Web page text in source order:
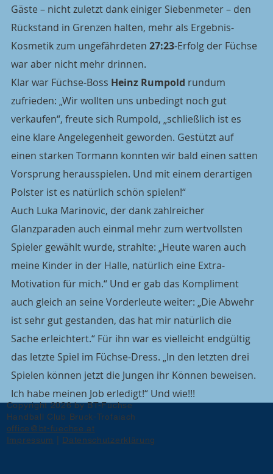
Gäste – nicht zuletzt dank einiger Siebenmeter – den
Rückstand in Grenzen halten, mehr als Ergebnis-
Kosmetik zum ungefährdeten 27:23-Erfolg der Füchse
war aber nicht mehr drinnen.
Klar war Füchse-Boss Heinz Rumpold rundum
zufrieden: „Wir wollten uns unbedingt noch gut
verkaufen“, freute sich Rumpold, „schließlich ist es
eine klare Angelegenheit geworden. Gestützt auf
einen starken Tormann konnten wir bald einen satten
Vorsprung herausspielen. Und mit einem derartigen
Polster ist es natürlich schön spielen!“
Auch Luka Marinovic, der dank zahlreicher
Glanzparaden auch einmal mehr zum wertvollsten
Spieler gewählt wurde, strahlte: „Heute waren auch
meine Kinder in der Halle, natürlich eine Extra-
Motivation für mich.“ Und er gab das Kompliment
auch gleich an seine Vorderleute weiter: „Die Abwehr
ist sehr gut gestanden, das hat mir natürlich die
Sache erleichtert.“ Für ihn war es vielleicht endgültig
das letzte Spiel im Füchse-Dress. „In den letzten drei
Spielen können jetzt die Jungen ihr Können beweisen.
Ich habe meinen Job erledigt!“ Und wie!!!
Copyright 2026 by BT-Füchse
Handball Club Bruck-Trofaiach
office@bt-fuechse.at
Impressum
Datenschutzerklärung